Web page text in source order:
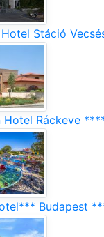
Stáció
Ráckeve
Budapest